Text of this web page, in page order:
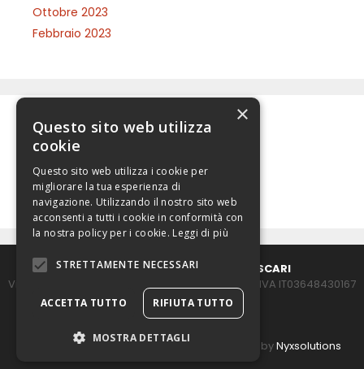
Ottobre 2023
Febbraio 2023
Categorie
JuS 231
STUDIO LEGALE AVV. PATRIZIA LASCARI
Via Paleocapa n. 18 24122 - BERGAMO - Italy - P. IVA IT03648430167
Privacy Policy| Cookie Policy
All Rights Reserved. | Made with
& Caffeine byNyxsolutions
×
Questo sito web utilizza
cookie
Questo sito web utilizza i cookie per
migliorare la tua esperienza di
navigazione. Utilizzando il nostro sito web
acconsenti a tutti i cookie in conformità con
la nostra policy per i cookie. Leggi di più
STRETTAMENTE NECESSARI
ACCETTA TUTTO RIFIUTA TUTTO
MOSTRA DETTAGLI